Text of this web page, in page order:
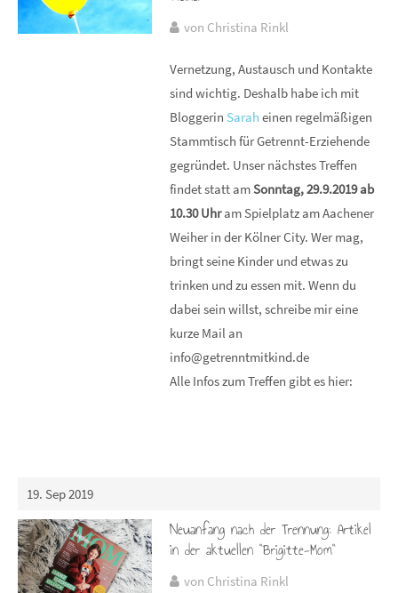
von Christina Rinkl
Vernetzung, Austausch und Kontakte
sind wichtig. Deshalb habe ich mit
Bloggerin Sarah einen regelmäßigen
Stammtisch für Getrennt-Erziehende
gegründet. Unser nächstes Treffen
findet statt amSonntag, 29.9.2019 ab
10.30 Uhram Spielplatz am Aachener
Weiher in der Kölner City. Wer mag,
bringt seine Kinder und etwas zu
trinken und zu essen mit. Wenn du
dabei sein willst, schreibe mir eine
kurze Mail an
info@getrenntmitkind.de
Alle Infos zum Treffen gibt es hier:
19. Sep 2019
Neuanfang nach der Trennung: Artikel
in der aktuellen "Brigitte-Mom"
von Christina Rinkl